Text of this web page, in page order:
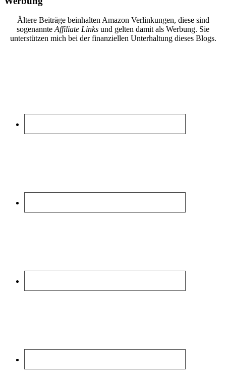
Ältere Beiträge beinhalten Amazon Verlinkungen, diese sind
sogenannte Affiliate Links und gelten damit als Werbung. Sie
unterstützen mich bei der finanziellen Unterhaltung dieses Blogs.